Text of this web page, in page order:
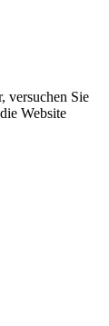
versuchen Sie
Website